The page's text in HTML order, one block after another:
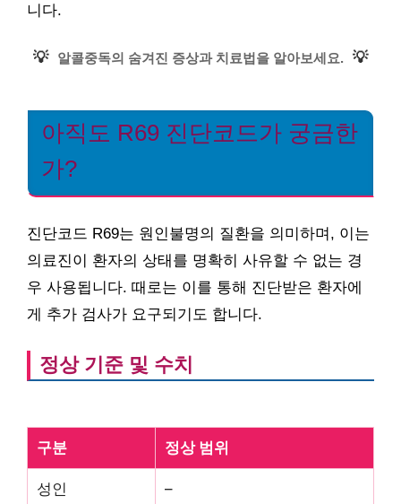
니다.
💡 알콜중독의 숨겨진 증상과 치료법을 알아보세요. 💡
아직도 R69 진단코드가 궁금한
가?
진단코드 R69는 원인불명의 질환을 의미하며, 이는
의료진이 환자의 상태를 명확히 사유할 수 없는 경
우 사용됩니다. 때로는 이를 통해 진단받은 환자에
게 추가 검사가 요구되기도 합니다.
정상 기준 및 수치
구분 정상 범위
성인 –